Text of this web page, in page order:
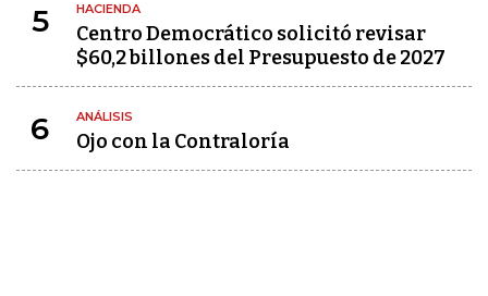
5 HACIENDA
Centro Democrático solicitó revisar
$60,2 billones del Presupuesto de 2027
6 ANÁLISIS
Ojo con la Contraloría